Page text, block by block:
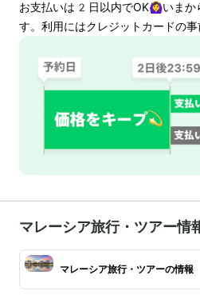
お支払いは 2 日以内でOK🙆‍♀️いまか
す。利用にはクレジットカードの事
マレーシア旅行・ツアー情
マレーシア旅行・ツアーの情報